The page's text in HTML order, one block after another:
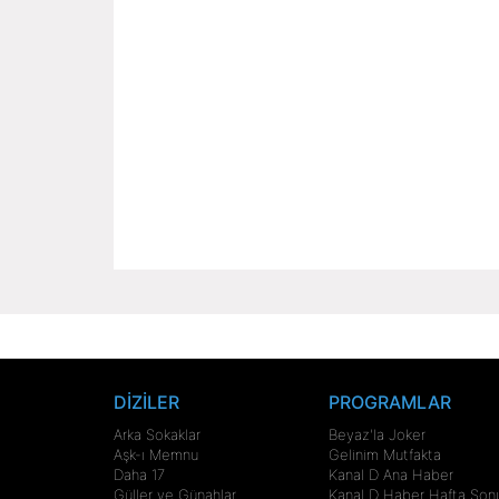
DİZİLER
Arka Sokaklar
Aşk-ı Memnu
Daha 17
Güller ve Günahlar
PROGRAMLAR
Beyaz'la Joker
Gelinim Mutfakta
Kanal D Ana Haber
Kanal D Haber Hafta